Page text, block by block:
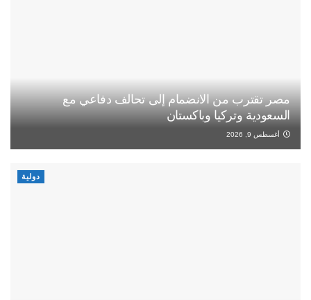
مصر تقترب من الانضمام إلى تحالف دفاعي مع
السعودية وتركيا وباكستان
أغسطس 9, 2026
دولية